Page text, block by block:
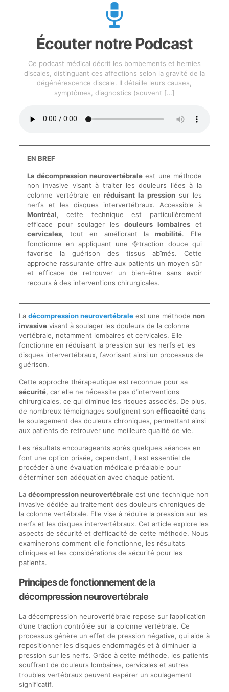
Écouter notre Podcast
Ce podcast médical décrit les bombements et hernies
discales, distinguant ces affections selon la gravité de la
dégénérescence discale. Il détaille leurs causes,
symptômes, diagnostics (souvent […]
EN BREF
La décompression neurovertébrale est une méthode
non invasive visant à traiter les douleurs liées à la
colonne vertébrale enréduisant la pression sur les
nerfs et les disques intervertébraux. Accessible à
Montréal, cette technique est particulièrement
efficace pour soulager lesdouleurs lombaires et
cervicales, tout en améliorant lamobilité. Elle
fonctionne en appliquant une traction douce qui
favorise la guérison des tissus abîmés. Cette
approche rassurante offre aux patients un moyen sûr
et efficace de retrouver un bien-être sans avoir
recours à des interventions chirurgicales.
La décompression neurovertébraleest une méthode non
invasivevisant à soulager les douleurs de la colonne
vertébrale, notamment lombaires et cervicales. Elle
fonctionne en réduisant la pression sur les nerfs et les
disques intervertébraux, favorisant ainsi un processus de
guérison.
Cette approche thérapeutique est reconnue pour sa
sécurité, car elle ne nécessite pas d’interventions
chirurgicales, ce qui diminue les risques associés. De plus,
de nombreux témoignages soulignent son efficacitédans
le soulagement des douleurs chroniques, permettant ainsi
aux patients de retrouver une meilleure qualité de vie.
Les résultats encourageants après quelques séances en
font une option prisée, cependant, il est essentiel de
procéder à une évaluation médicale préalable pour
déterminer son adéquation avec chaque patient.
La décompression neurovertébraleest une technique non
invasive dédiée au traitement des douleurs chroniques de
la colonne vertébrale. Elle vise à réduire la pression sur les
nerfs et les disques intervertébraux. Cet article explore les
aspects de sécurité et d’efficacité de cette méthode. Nous
examinerons comment elle fonctionne, les résultats
cliniques et les considérations de sécurité pour les
patients.
Principes de fonctionnement de la
décompression neurovertébrale
La décompression neurovertébrale repose sur l’application
d’une traction contrôlée sur la colonne vertébrale. Ce
processus génère un effet de pression négative, qui aide à
repositionner les disques endommagés et à diminuer la
pression sur les nerfs. Grâce à cette méthode, les patients
souffrant de douleurs lombaires, cervicales et autres
troubles vertébraux peuvent espérer un soulagement
significatif.